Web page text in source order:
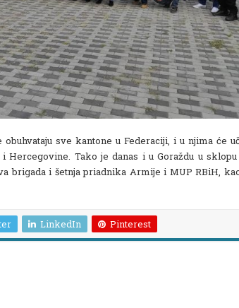
sve kantone u Federaciji, i u njima će
Hercegovine. Tako je danas i u Goraždu u
brigada i šetnja priadnika Armije i MUP RBiH,
LinkedIn Pinterest